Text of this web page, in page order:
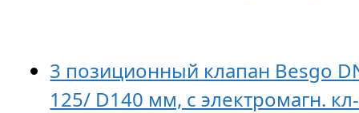
3 позиционный клапан Besgo
125/ D140 мм, с электромагн. кл-